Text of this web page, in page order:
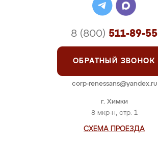
г. Химки
8 мкр-н, стр. 1
СХЕМА ПРОЕЗДА
8 (800) 511-89-55
ОБРАТНЫЙ ЗВОНОК
corp-renessans@yandex.ru